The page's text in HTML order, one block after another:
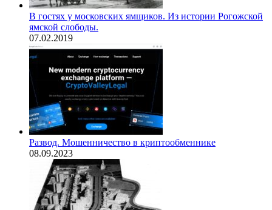
В гостях у московских ямщиков. Из истории Рогожской
ямской слободы.
07.02.2019
Развод. Мошенничество в криптообменнике
08.09.2023